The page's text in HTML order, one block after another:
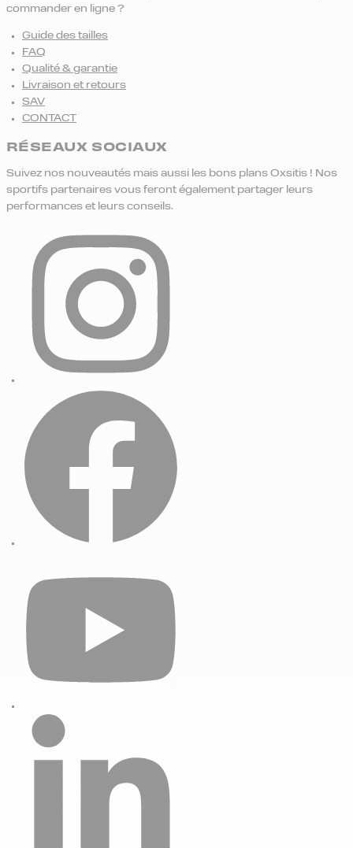
commander en ligne ?
Guide des tailles
FAQ
Qualité & garantie
Livraison et retours
SAV
CONTACT
RÉSEAUX SOCIAUX
Suivez nos nouveautés mais aussi les bons plans Oxsitis ! Nos
sportifs partenaires vous feront également partager leurs
performances et leurs conseils.